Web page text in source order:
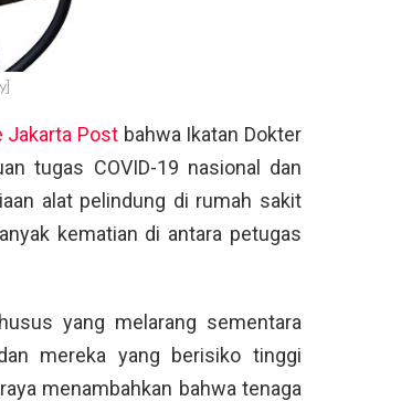
Jakarta Post bahwa Ikatan Dokter
tugas COVID-19 nasional dan
alat pelindung di rumah sakit
kematian di antara petugas
yang melarang sementara
mereka yang berisiko tinggi
menambahkan bahwa tenaga